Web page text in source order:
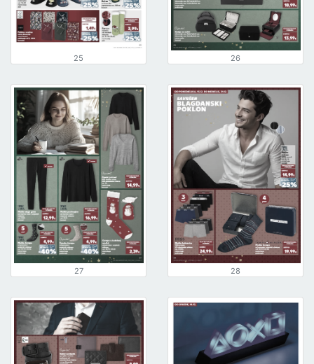
25 26
27 28